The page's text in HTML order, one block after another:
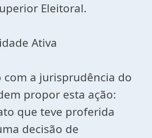
Eleitoral.
Ativa
com a jurisprudência do
propor esta ação:
que teve proferida
decisão de